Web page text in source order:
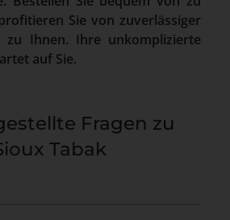
Sie von zuverlässiger
zu Ihnen. Ihre unkomplizierte
auf Sie.
Fragen zu
Tabak